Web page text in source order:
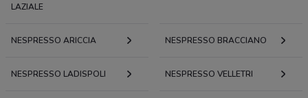
LAZIALE
NESPRESSO ARICCIA NESPRESSO BRACCIANO
NESPRESSO LADISPOLI NESPRESSO VELLETRI